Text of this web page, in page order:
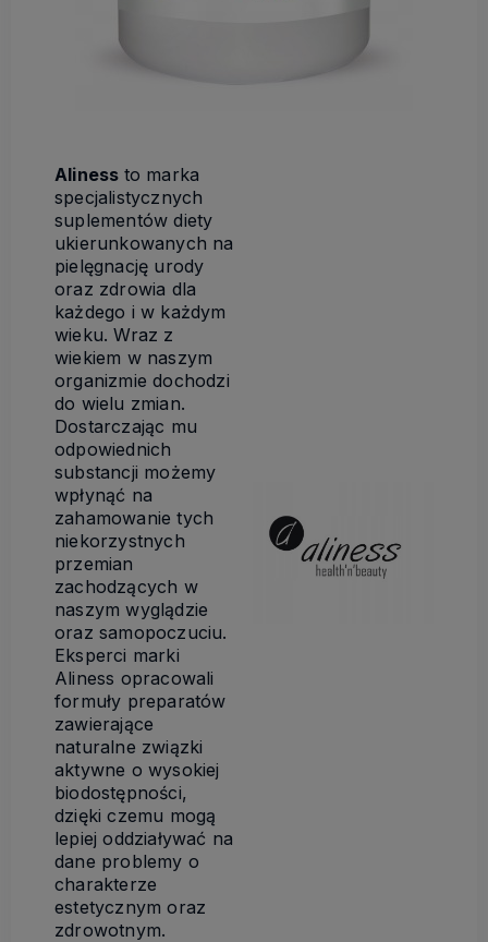
Aliness to marka
specjalistycznych
suplementów diety
ukierunkowanych na
pielęgnację urody
oraz zdrowia dla
każdego i w każdym
wieku. Wraz z
wiekiem w naszym
organizmie dochodzi
do wielu zmian.
Dostarczając mu
odpowiednich
substancji możemy
wpłynąć na
zahamowanie tych
niekorzystnych
przemian
zachodzących w
naszym wyglądzie
oraz samopoczuciu.
Eksperci marki
Aliness opracowali
formuły preparatów
zawierające
naturalne związki
aktywne o wysokiej
biodostępności,
dzięki czemu mogą
lepiej oddziaływać na
dane problemy o
charakterze
estetycznym oraz
zdrowotnym.